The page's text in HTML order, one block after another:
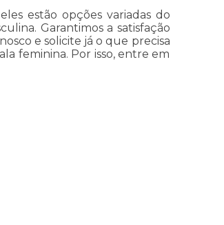
estão opções variadas do
Garantimos a satisfação
e solicite já o que precisa
feminina. Por isso, entre em